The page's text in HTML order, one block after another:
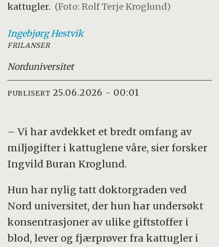
kattugler. (Foto: Rolf Terje Kroglund)
IngebjørgHestvik
FRILANSER
Norduniversitet
PUBLISERT 25.06.2026 - 00:01
– Vi har avdekket et bredt omfang av
miljøgifter i kattuglene våre, sier forsker
Ingvild Buran Kroglund.
Hun har nylig tatt doktorgraden ved
Nord universitet, der hun har undersøkt
konsentrasjoner av ulike giftstoffer i
blod, lever og fjærprøver fra kattugler i